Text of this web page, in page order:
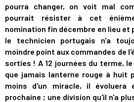
pourra changer, on voit mal
pourrait résister à cet
nomination fin décembre en lieu et
le technicien portugais n'a
moindre point aux commandes de
sorties ! A 12 journées du terme,
que jamais lanterne rouge à huit
moins d'un miracle, il évoluera
prochaine ; une division qu'il n'a